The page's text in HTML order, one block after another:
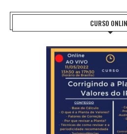
CURSO